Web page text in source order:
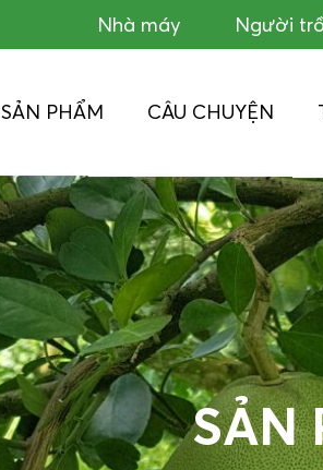
Nhà máy Người
SẢN PHẨM CÂU CHUYỆN
SẢN